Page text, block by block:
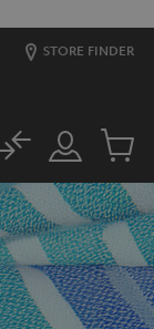
STORE FINDER
Mein
Konto
No
Artikel
im